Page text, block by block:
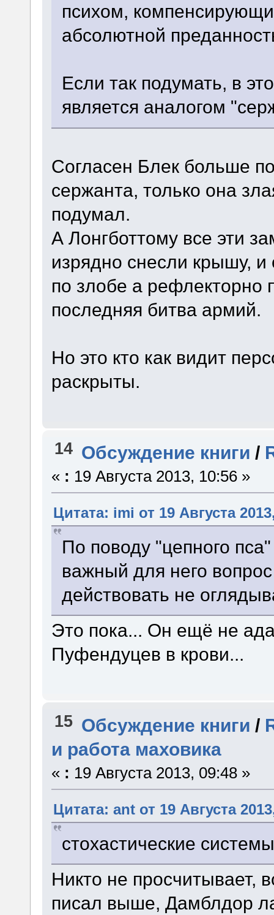
психом,
абсолютной
Если так подумать, в
является аналогом
Согласен Блек больше
сержанта, только она
подумал.
А Лонгботтому все эти
изрядно снесли крышу, и
по злобе а рефлекторно
последняя битва армий.
Но это кто как видит
раскрыты.
14 Обсуждение книги /
« : 19 Августа 2013, 10:56 »
Цитата: imi от 19 Августа
По поводу "цепного
важный для него
действовать не
Это пока... Он ещё не
Пуфендуцев в крови...
15 Обсуждение книги /
и работа маховика
« : 19 Августа 2013, 09:48 »
Цитата: ant от 19 Августа
стохастические
Никто не просчитывает,
писал выше, Дамблдор